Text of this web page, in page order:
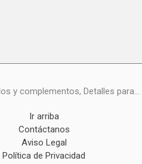
y complementos, Detalles para...
Ir arriba
Contáctanos
Aviso Legal
Política de Privacidad